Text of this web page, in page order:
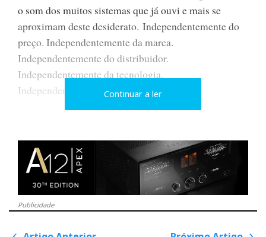
o som dos muitos sistemas que já ouvi e mais se
aproximam deste desiderato. Independentemente do
preço. Independentemente da marca.
Independentemente do distribuidor.
Independentemente da tecnologia.
Independentemente das medidas.
Como exemplo: um amplificador com excesso de
realimentação negativa (
negative feedback) medirá
sempre melhor (distorção) e soará sempre pior que
outro com aplicação judiciosa (ou mesmo dispensa)
desta tecnologia de correção.
Continuar a ler
Publicidade